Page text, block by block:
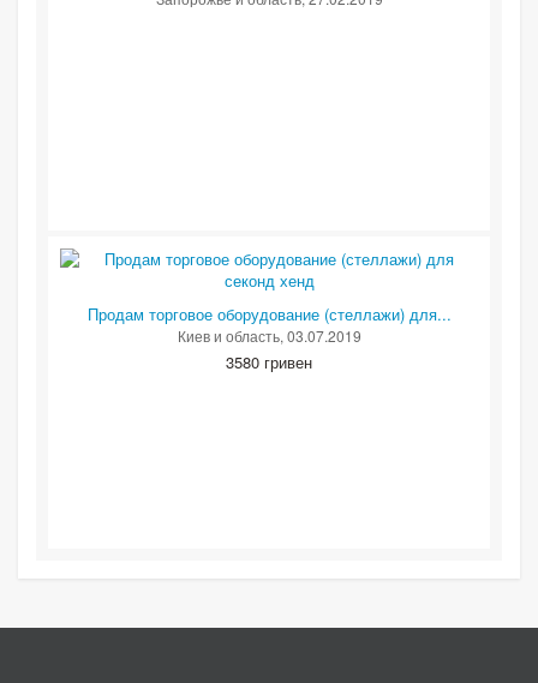
Продам торговое оборудование (стеллажи) для...
Киев и область, 03.07.2019
3580 гривен